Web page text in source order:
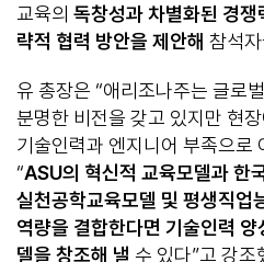
교육의 독창성과 차별화된 경쟁
략적 협력 방안을 제안해 참석
유 총장은 “애리조나주는 글로
분명한 비전을 갖고 있지만 현
기술인력과 엔지니어 부족으로
“ASU의 혁신적 교육모델과 한
실천공학교육모델 및 평생직업
역량을 결합한다면 기술인력
델을 창조해 낼 수 있다”고 강조